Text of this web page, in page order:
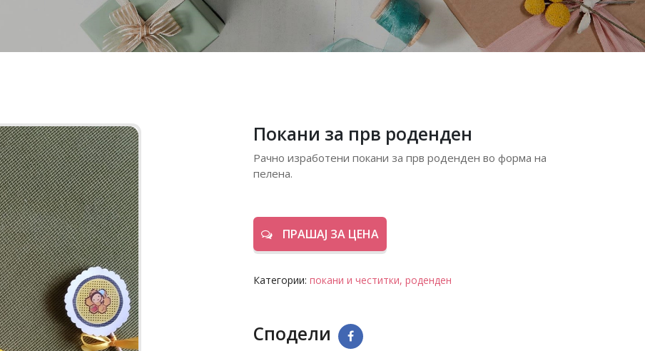
Покани за прв роденден
Рачно изработени покани за прв роденден во форма на
пелена.
ПРАШАЈ ЗА ЦЕНА
Категории: покани и честитки, роденден
Сподели